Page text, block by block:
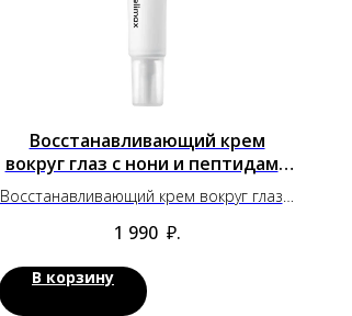
Восстанавливающий крем
вокруг глаз с нони и пептидами
Celimax
Восстанавливающий крем вокруг глаз с
1 990 ₽.
В корзину